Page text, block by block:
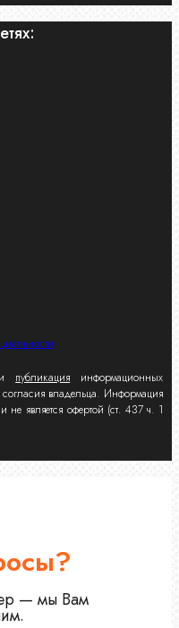
публикация информационных
владельца. Информация
является офертой (ст. 437 ч. 1
— мы Вам